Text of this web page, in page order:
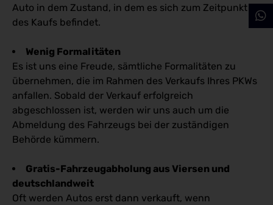
Auto in dem Zustand, in dem es sich zum Zeitpunkt
des Kaufs befindet.
Wenig Formalitäten
Es ist uns eine Freude, sämtliche Formalitäten zu
übernehmen, die im Rahmen des Verkaufs Ihres PKWs
anfallen. Sobald der Verkauf erfolgreich
abgeschlossen ist, werden wir uns auch um die
Abmeldung des Fahrzeugs bei der zuständigen
Behörde kümmern.
Gratis-Fahrzeugabholung aus Viersen und
deutschlandweit
Oft werden Autos erst dann verkauft, wenn